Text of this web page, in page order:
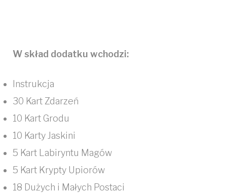
W skład dodatku wchodzi:
Instrukcja
30 Kart Zdarzeń
10 Kart Grodu
10 Karty Jaskini
5 Kart Labiryntu Magów
5 Kart Krypty Upiorów
18 Dużych i Małych Postaci